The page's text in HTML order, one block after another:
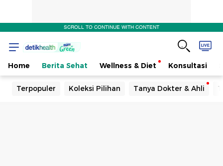
SCROLL TO CONTINUE WITH CONTENT
Home Berita Sehat Wellness & Diet Konsultasi
Terpopuler Koleksi Pilihan Tanya Dokter & Ahli